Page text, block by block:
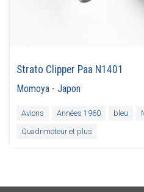
Strato Clipper Paa N1401
Momoya -Japon
Avions Années 1960 bleu
Quadrimoteur et plus